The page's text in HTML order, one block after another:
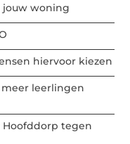
jouw woning
hiervoor kiezen
meer leerlingen
tegen